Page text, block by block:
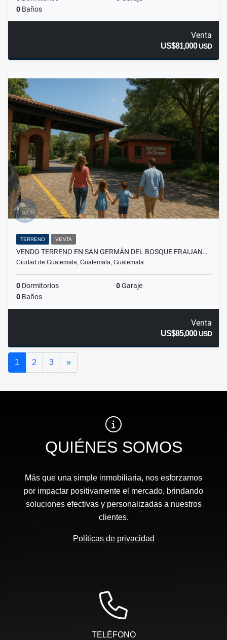
0 Baños
Venta
US$81,000USD
TERRENO VENTA
VENDO TERRENO EN SAN GERMÁN DEL BOSQUE FRAIJAN…
Ciudad de Guatemala, Guatemala, Guatemala
0 Dormitorios 0Garaje
0 Baños
Venta
US$85,000USD
1 2 3 »Siguiente
QUIÉNES SOMOS
Más que una simple inmobiliaria, nos esforzamos
por impactar positivamente el mercado, brindando
soluciones efectivas y personalizadas a nuestros
clientes.
Políticas de privacidad
TELÉFONO